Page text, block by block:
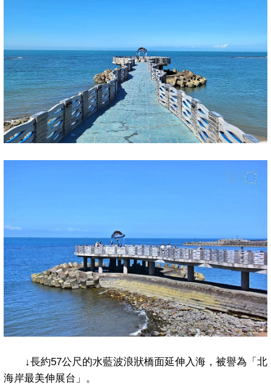
↓長約57公尺的水藍波浪狀橋面延伸入海，被譽為「北
海岸最美伸展台」。